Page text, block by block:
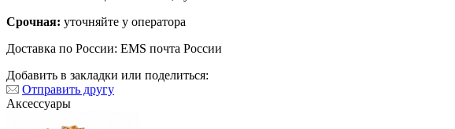
Срочная: уточняйте у оператора
Доставка по России: EMS почта России
Добавить в закладки или поделиться:
Отправить другу
Аксессуары